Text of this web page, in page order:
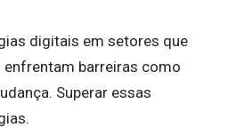
digitais em setores que
barreiras como
Superar essas